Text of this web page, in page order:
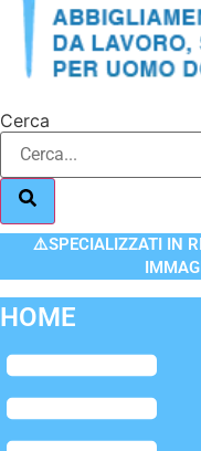
Cerca
⚠️SPECIALIZZATI IN
HOME
Flyout
Menu